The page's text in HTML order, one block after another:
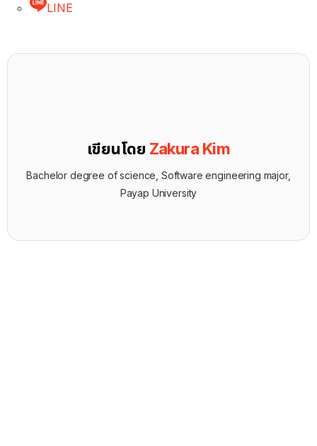
LINE
เขียนโดย Zakura Kim
Bachelor degree of science, Software engineering major,
Payap University